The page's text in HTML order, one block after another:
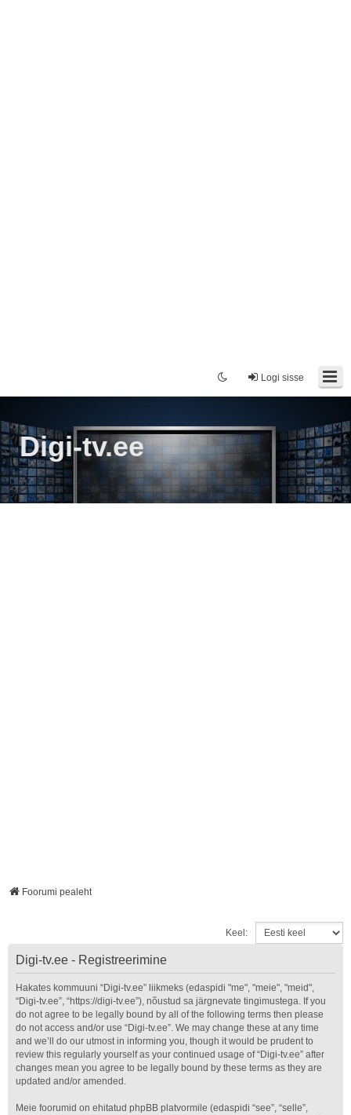
Logi sisse
Digi-tv.ee
Foorumi pealeht
Keel:
Digi-tv.ee - Registreerimine
Hakates kommuuni “Digi-tv.ee” liikmeks (edaspidi "me", "meie", "meid",
“Digi-tv.ee”, “https://digi-tv.ee”), nõustud sa järgnevate tingimustega. If you
do not agree to be legally bound by all of the following terms then please
do not access and/or use “Digi-tv.ee”. We may change these at any time
and we’ll do our utmost in informing you, though it would be prudent to
review this regularly yourself as your continued usage of “Digi-tv.ee” after
changes mean you agree to be legally bound by these terms as they are
updated and/or amended.
Meie foorumid on ehitatud phpBB platvormile (edaspidi “see”, “selle”,